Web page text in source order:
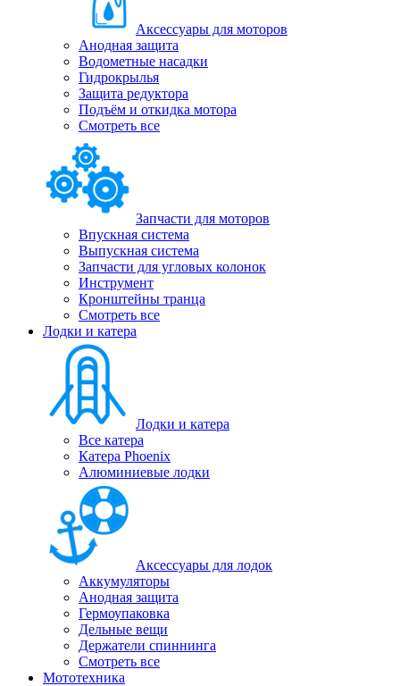
Аксессуары для моторов
Анодная защита
Водометные насадки
Гидрокрылья
Защита редуктора
Подъём и откидка мотора
Смотреть все
Запчасти для моторов
Впускная система
Выпускная система
Запчасти для угловых колонок
Инструмент
Кронштейны транца
Смотреть все
Лодки и катера
Лодки и катера
Все катера
Катера Phoenix
Алюминиевые лодки
Аксессуары для лодок
Аккумуляторы
Анодная защита
Гермоупаковка
Дельные вещи
Держатели спиннинга
Смотреть все
Мототехника